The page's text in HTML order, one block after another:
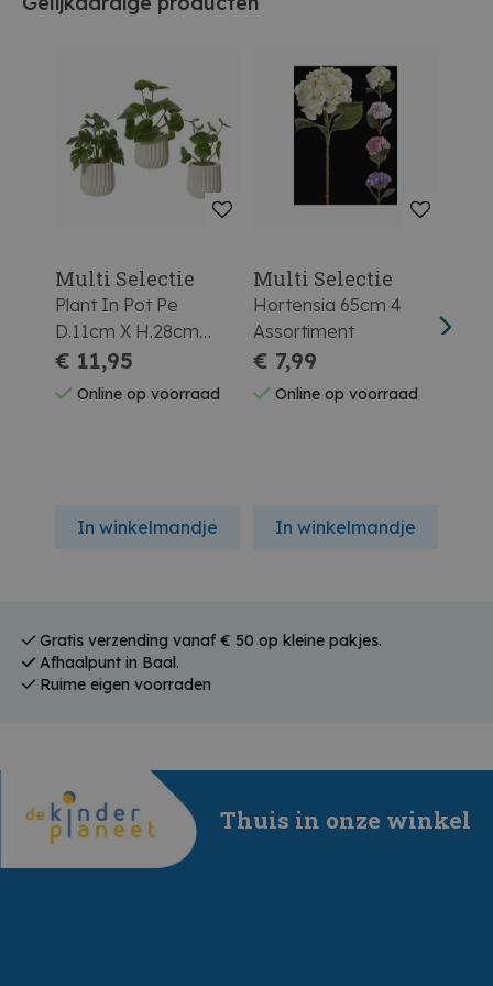
Multi Selectie
Plant In Pot Pe
D.11cm X H.28cm
Groen/wit 3
Assortiment
€ 11,95
Online op voorraad
In winkelmandje
Multi Selectie
Hortensia 65cm 4
Assortiment
€ 7,99
Online op voorraad
In winkelmandje
Gratis verzending vanaf € 50 op kleine pakjes.
Afhaalpunt in Baal.
Ruime eigen voorraden
Thuis in onze winkel